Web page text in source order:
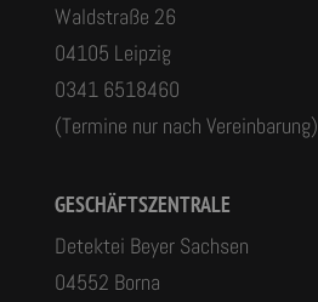
Waldstraße 26
04105 Leipzig
0341 6518460
(Termine nur nach Vereinbarung)
GESCHÄFTSZENTRALE
Detektei Beyer Sachsen
04552 Borna